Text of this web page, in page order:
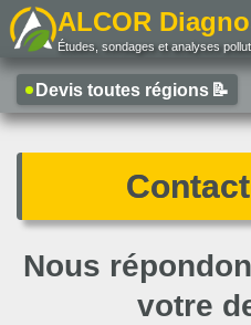
au
contenu
ALCOR
Études, sondages et analyses
Devis toutes régions 📝
Nous
votre